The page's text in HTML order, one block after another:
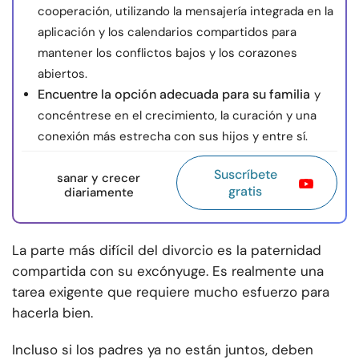
cooperación, utilizando la mensajería integrada en la
aplicación y los calendarios compartidos para
mantener los conflictos bajos y los corazones
abiertos.
Encuentre la opción adecuada para su familia y
concéntrese en el crecimiento, la curación y una
conexión más estrecha con sus hijos y entre sí.
sanar y crecer
diariamente
Suscríbete
gratis
La parte más difícil del divorcio es la paternidad
compartida con su excónyuge. Es realmente una
tarea exigente que requiere mucho esfuerzo para
hacerla bien.
Incluso si los padres ya no están juntos, deben